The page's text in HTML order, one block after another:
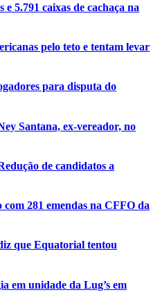
5.791 caixas de cachaça na
pelo teto e tentam levar
para disputa do
Santana, ex-vereador, no
de candidatos a
281 emendas na CFFO da
que Equatorial tentou
em unidade da Lug’s em